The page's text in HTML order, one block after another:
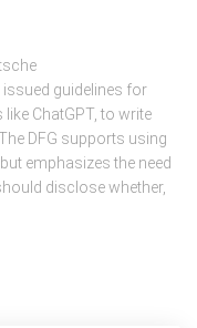
guidelines for
ChatGPT, to write
DFG supports using
emphasizes the need
disclose whether,